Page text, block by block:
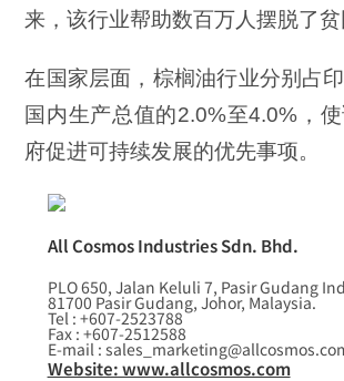
来，该行业帮助数百万人摆脱了贫
在国家层面，棕榈油行业分别占
国内生产总值的2.0%至4.0%，
府促进可持续发展的优先事项。
All Cosmos Industries Sdn. Bhd.
PLO 650, Jalan Keluli 7, Pasir Gudang
81700 Pasir Gudang, Johor, Malaysia.
Tel : +607-2523788
Fax : +607-2512588
E-mail :
Website: www.allcosmos.com